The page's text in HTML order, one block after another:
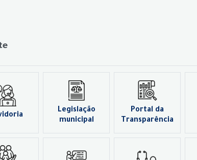
Legislação
municipal
Portal da
Transparência